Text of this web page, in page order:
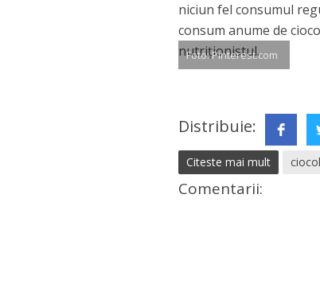
niciun fel consumul
consum anume de
nutriționistul.
Foto: Pinterest.com
Distribuie:
Citeste mai mult
Comentarii: